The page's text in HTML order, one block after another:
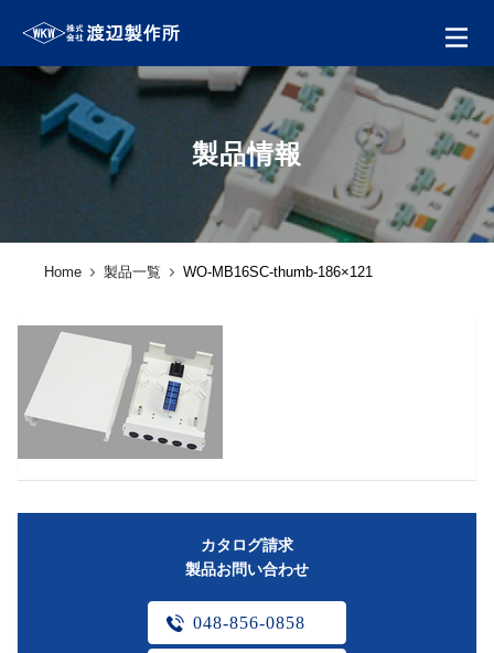
製品情報
Home 製品一覧 WO-MB16SC-thumb-186×121
カタログ請求
製品お問い合わせ
048-856-0858